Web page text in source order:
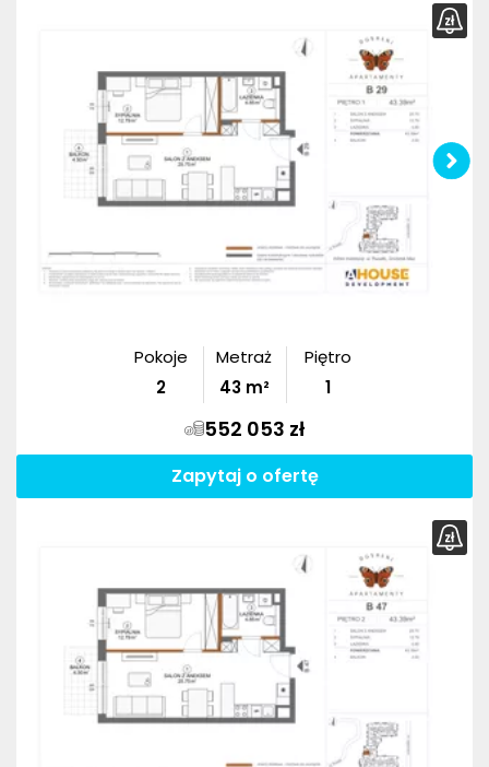
Pokoje
2
Metraż
43m²
Piętro
1
552 053 zł
Zapytaj o ofertę